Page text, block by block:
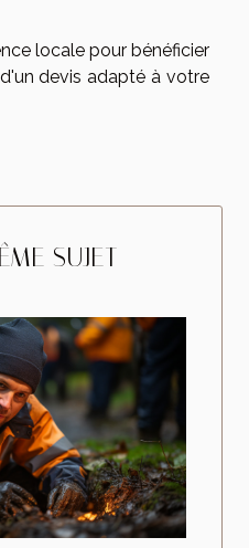
locale pour bénéficier
devis adapté à votre
SUJET